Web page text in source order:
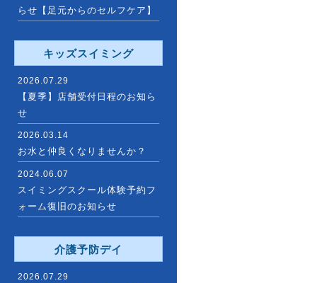
らせ【足元からのセルフケア】
キッズスイミング
2026.07.29
【夏季】店舗受付日程のお知ら
せ
2026.03.14
お水と仲良くなりませんか？
2024.06.07
スイミングスクール体験予約フ
ォーム復旧のお知らせ
介護予防デイ
2026.07.29